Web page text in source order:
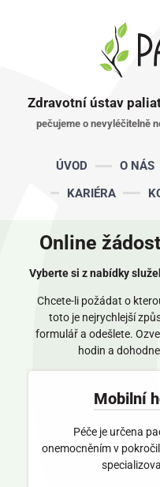
Zdravotní ústav
pečujeme o nevyléčitelně
ÚVOD O NÁS
KARIÉRA
Online
Vyberte si z nabídky
Chcete-li požádat o
toto je nejrychlejší
formulář a odešlete.
hodin a
Mobilní
Péče je určena
onemocněním v